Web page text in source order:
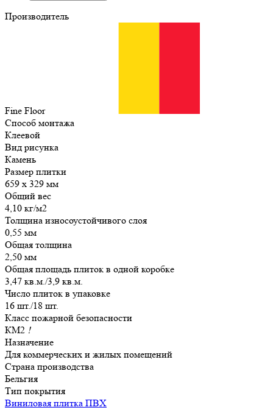
Производитель
Fine Floor
Способ монтажа
Клеевой
Вид рисунка
Камень
Размер плитки
659 x 329 мм
Общий вес
4,10 кг/м2
Толщина износоустойчивого слоя
0,55 мм
Общая толщина
2,50 мм
Общая площадь плиток в одной коробке
3,47 кв.м./3,9 кв.м.
Число плиток в упаковке
16 шт./18 шт.
Класс пожарной безопасности
КМ2 !
Назначение
Для коммерческих и жилых помещений
Страна производства
Бельгия
Тип покрытия
Виниловая плитка ПВХ